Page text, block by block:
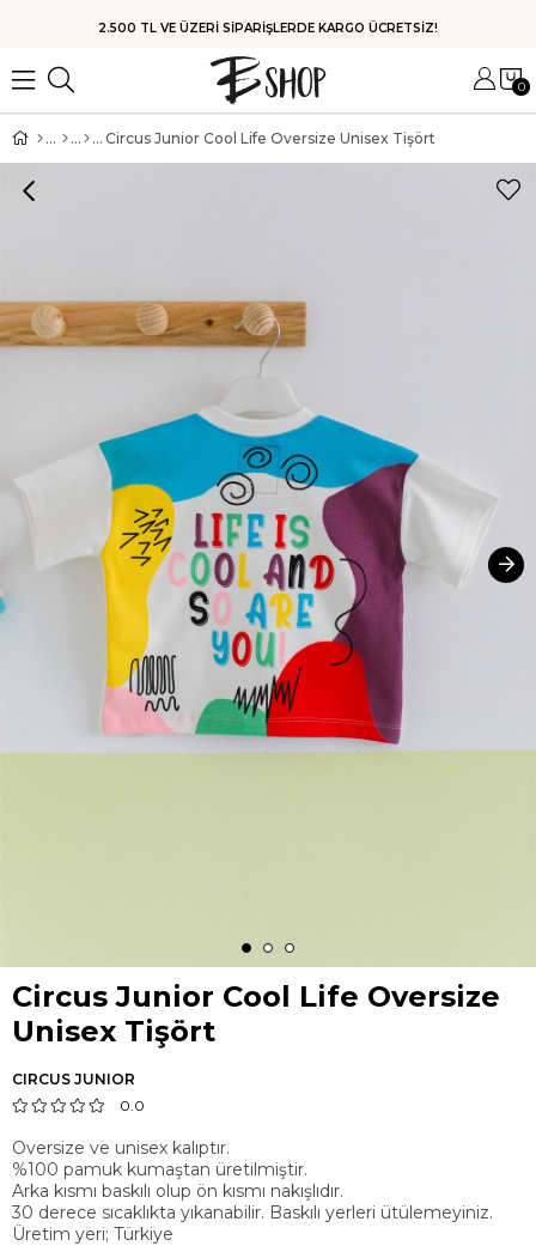
HIZLI KARGO
0
Circus Junior Cool Life Oversize Unisex Tişört
Circus Junior Cool Life Oversize
Unisex Tişört
CIRCUS JUNIOR
0.0
Oversize ve unisex kalıptır.
%100 pamuk kumaştan üretilmiştir.
Arka kısmı baskılı olup ön kısmı nakışlıdır.
30 derece sıcaklıkta yıkanabilir. Baskılı yerleri ütülemeyiniz.
Üretim yeri; Türkiye